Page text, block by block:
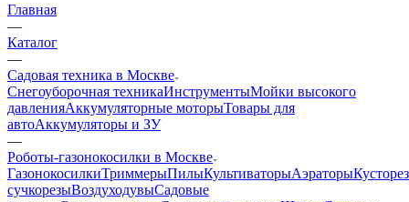
Главная
—
Каталог
—
Садовая техника в Москве
Снегоуборочная техникаИнструментыМойки высокого
давленияАккумуляторные моторыТовары для
автоАккумуляторы и ЗУ
—
Роботы-газонокосилки в Москве
ГазонокосилкиТриммерыПилыКультиваторыАэраторы
сучкорезыВоздуходувыСадовые